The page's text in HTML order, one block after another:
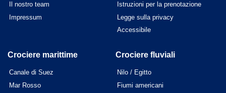
Il nostro team
Impressum
Istruzioni per la prenotazione
Legge sulla privacy
Accessibile
Crociere marittime
Canale di Suez
Mar Rosso
Crociere fluviali
Nilo / Egitto
Fiumi americani